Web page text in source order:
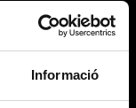
Informació